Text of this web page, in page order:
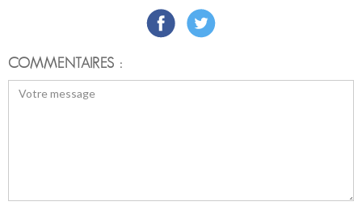
COMMENTAIRES :